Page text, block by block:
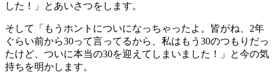
した！」とあいさつをします。
そして「もうホントについになっちゃったよ。皆がね、2年
ぐらい前から30って言ってるから、私はもう30のつもりだっ
たけど、ついに本当の30を迎えてしまいました！」と今の気
持ちを明かします。